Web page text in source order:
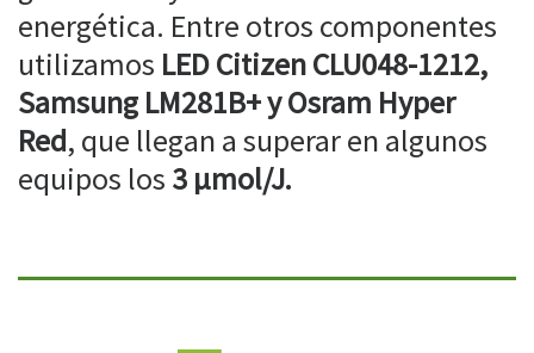
energética. Entre otros componentes
utilizamos LED Citizen CLU048-1212,
Samsung LM281B+ y Osram Hyper
Red, que llegan a superar en algunos
equipos los 3 µmol/J.